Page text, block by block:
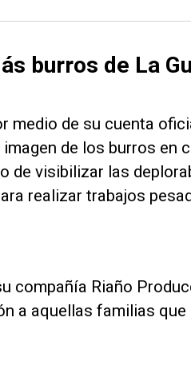
burros de La
medio de su cuenta
de los burros en
de visibilizar las
realizar trabajos
compañía Riaño
a aquellas familias que